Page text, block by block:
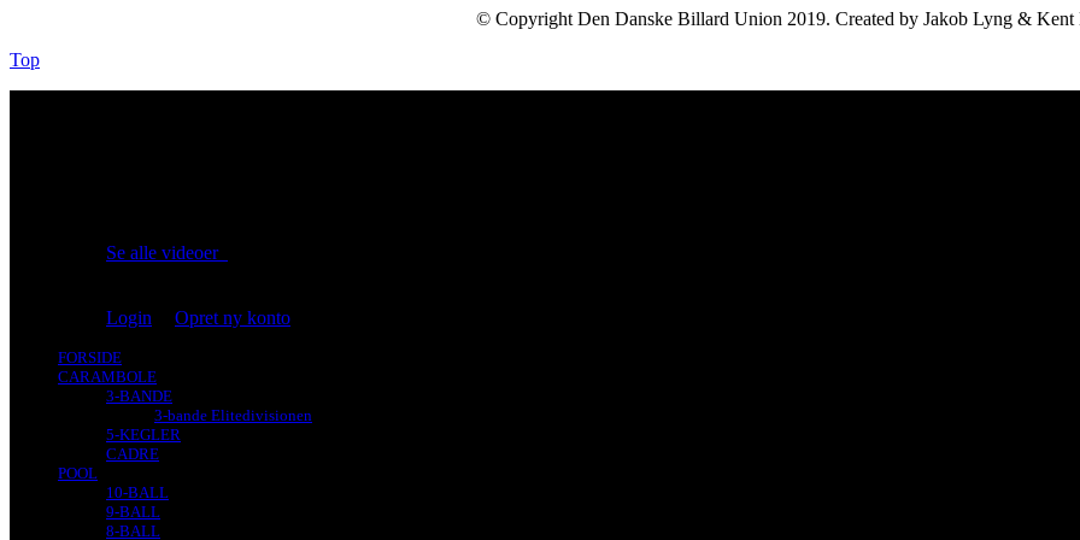
© Copyright Den Danske Billard Union 2019. Created by Jakob Lyng & Kent
Top
Se alle videoer
Login
Opret ny konto
FORSIDE
CARAMBOLE
3-BANDE
3-bande Elitedivisionen
5-KEGLER
CADRE
POOL
10-BALL
9-BALL
8-BALL